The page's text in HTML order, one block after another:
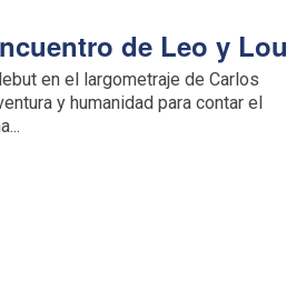
de Leo y Lou
en el largometraje de Carlos
y humanidad para contar el